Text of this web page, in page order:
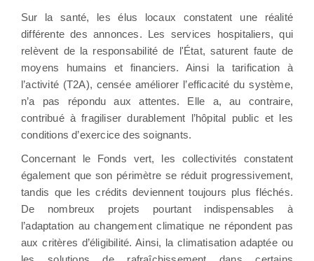
Sur la santé, les élus locaux constatent une réalité
différente des annonces. Les services hospitaliers, qui
relèvent de la responsabilité de l'État, saturent faute de
moyens humains et financiers. Ainsi la tarification à
l’activité (T2A), censée améliorer l’efficacité du système,
n’a pas répondu aux attentes. Elle a, au contraire,
contribué à fragiliser durablement l’hôpital public et les
conditions d’exercice des soignants.
Concernant le Fonds vert, les collectivités constatent
également que son périmètre se réduit progressivement,
tandis que les crédits deviennent toujours plus fléchés.
De nombreux projets pourtant indispensables à
l’adaptation au changement climatique ne répondent pas
aux critères d’éligibilité. Ainsi, la climatisation adaptée ou